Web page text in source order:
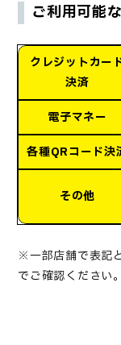
ご利用可能
クレジットカー
決済
電子マネー
各種QRコード決
その他
※一部店舗で表記
でご確認ください。